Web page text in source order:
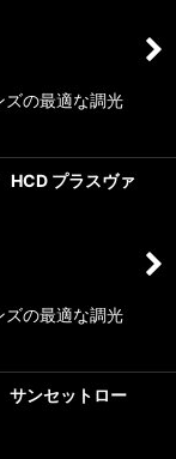
ズの最適な調光
プラスヴァ
ズの最適な調光
ンセットロー